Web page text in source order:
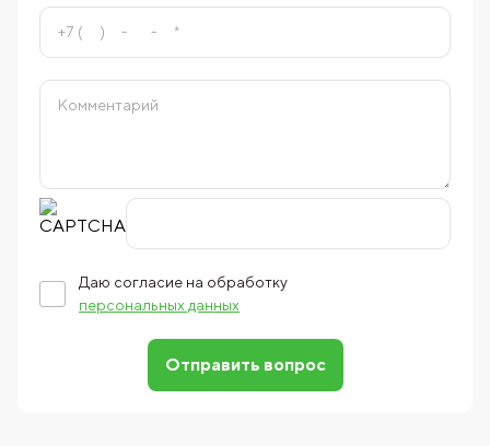
Даю согласие на обработку
персональных данных
Отправить вопрос